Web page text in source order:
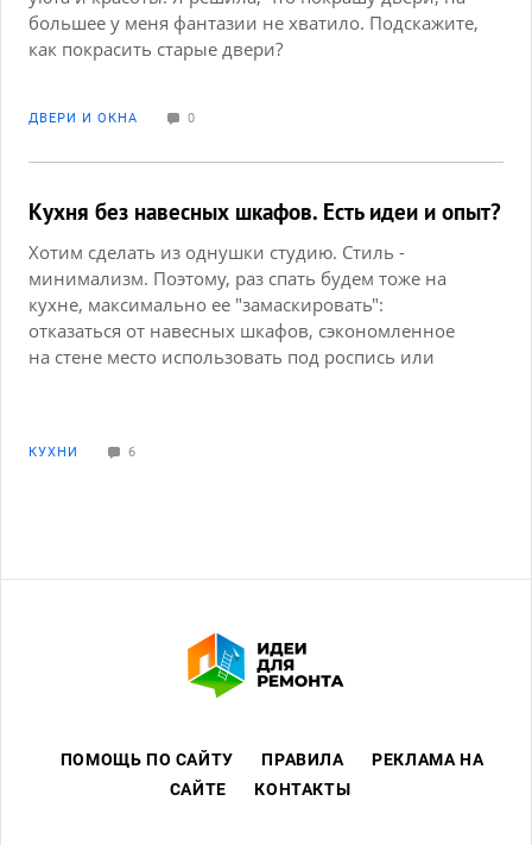
большее у меня фантазии не хватило. Подскажите,
как покрасить старые двери?
ДВЕРИ И ОКНА 0
Кухня без навесных шкафов. Есть идеи и опыт?
Хотим сделать из однушки студию. Стиль -
минимализм. Поэтому, раз спать будем тоже на
кухне, максимально ее "замаскировать":
отказаться от навесных шкафов, сэкономленное
на стене место использовать под роспись или
предложили в своих дизайн проектах)
КУХНИ 6
ПОМОЩЬ ПО САЙТУ ПРАВИЛА
РЕКЛАМА НА
САЙТЕ
КОНТАКТЫ